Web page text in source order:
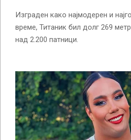
Изграден како најмодерен и
време, Титаник бил долг 269
над 2.200 патници.